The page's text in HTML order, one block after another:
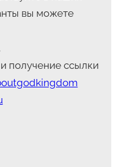
вы можете
получение ссылки